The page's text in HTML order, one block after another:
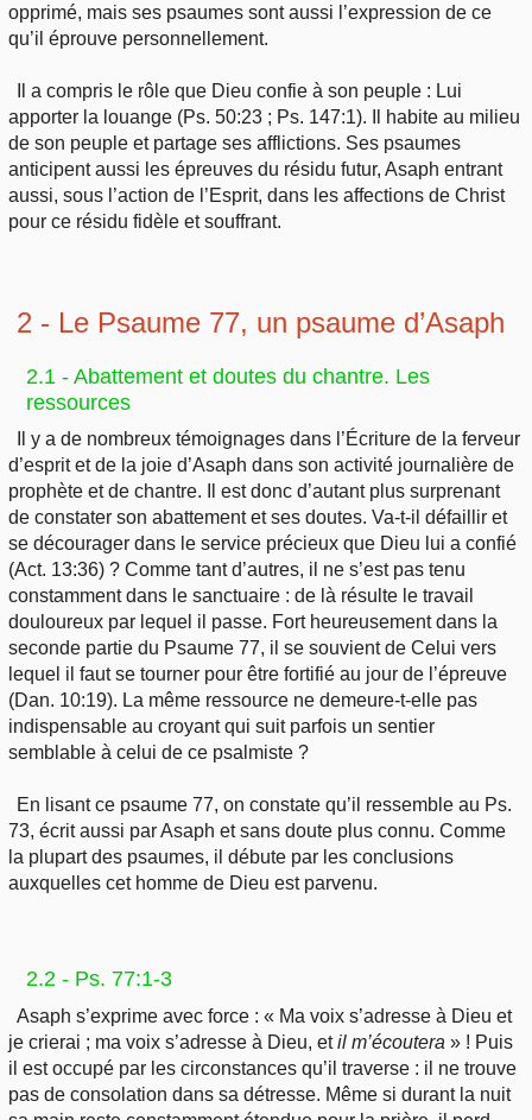
opprimé, mais ses psaumes sont aussi l’expression de ce
qu’il éprouve personnellement.
Il a compris le rôle que Dieu confie à son peuple : Lui
apporter la louange (Ps. 50:23 ; Ps. 147:1). Il habite au milieu
de son peuple et partage ses afflictions. Ses psaumes
anticipent aussi les épreuves du résidu futur, Asaph entrant
aussi, sous l’action de l’Esprit, dans les affections de Christ
pour ce résidu fidèle et souffrant.
2 - Le Psaume 77, un psaume d’Asaph
2.1 - Abattement et doutes du chantre. Les
ressources
Il y a de nombreux témoignages dans l’Écriture de la ferveur
d’esprit et de la joie d’Asaph dans son activité journalière de
prophète et de chantre. Il est donc d’autant plus surprenant
de constater son abattement et ses doutes. Va-t-il défaillir et
se décourager dans le service précieux que Dieu lui a confié
(Act. 13:36) ? Comme tant d’autres, il ne s’est pas tenu
constamment dans le sanctuaire : de là résulte le travail
douloureux par lequel il passe. Fort heureusement dans la
seconde partie du Psaume 77, il se souvient de Celui vers
lequel il faut se tourner pour être fortifié au jour de l’épreuve
(Dan. 10:19). La même ressource ne demeure-t-elle pas
indispensable au croyant qui suit parfois un sentier
semblable à celui de ce psalmiste ?
En lisant ce psaume 77, on constate qu’il ressemble au Ps.
73, écrit aussi par Asaph et sans doute plus connu. Comme
la plupart des psaumes, il débute par les conclusions
auxquelles cet homme de Dieu est parvenu.
2.2 - Ps. 77:1-3
Asaph s’exprime avec force : « Ma voix s’adresse à Dieu et
je crierai ; ma voix s’adresse à Dieu, etil m’écoutera » ! Puis
il est occupé par les circonstances qu’il traverse : il ne trouve
pas de consolation dans sa détresse. Même si durant la nuit